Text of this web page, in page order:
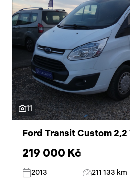
11
Ford Transit Custom 2,2
219 000 Kč
2013 211 133 km